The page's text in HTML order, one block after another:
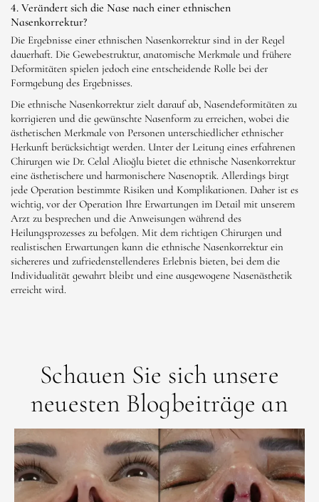
4. Verändert sich die Nase nach einer ethnischen
Nasenkorrektur?
Die Ergebnisse einer ethnischen Nasenkorrektur sind in der Regel
dauerhaft. Die Gewebestruktur, anatomische Merkmale und frühere
Deformitäten spielen jedoch eine entscheidende Rolle bei der
Formgebung des Ergebnisses.
Die ethnische Nasenkorrektur zielt darauf ab, Nasendeformitäten zu
korrigieren und die gewünschte Nasenform zu erreichen, wobei die
ästhetischen Merkmale von Personen unterschiedlicher ethnischer
Herkunft berücksichtigt werden. Unter der Leitung eines erfahrenen
Chirurgen wie Dr. Celal Alioğlu bietet die ethnische Nasenkorrektur
eine ästhetischere und harmonischere Nasenoptik. Allerdings birgt
jede Operation bestimmte Risiken und Komplikationen. Daher ist es
wichtig, vor der Operation Ihre Erwartungen im Detail mit unserem
Arzt zu besprechen und die Anweisungen während des
Heilungsprozesses zu befolgen. Mit dem richtigen Chirurgen und
realistischen Erwartungen kann die ethnische Nasenkorrektur ein
sichereres und zufriedenstellenderes Erlebnis bieten, bei dem die
Individualität gewahrt bleibt und eine ausgewogene Nasenästhetik
erreicht wird.
Schauen Sie sich unsere
neuesten Blogbeiträge an